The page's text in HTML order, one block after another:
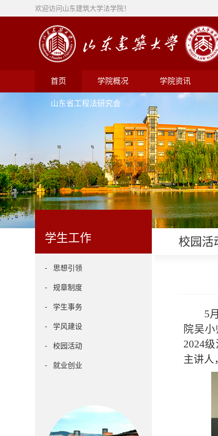
欢迎访问山东建筑大学法学院！
首页 学院概况 学院资讯
山东省工程法研究会
学生工作
- 思想引领
- 规章制度
- 学生事务
- 学风建设
- 校园活动
- 就业创业
校园活
5
院吴
2024
主讲人